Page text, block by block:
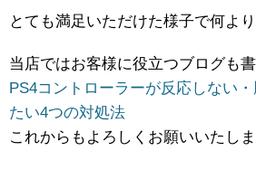
とても満足いただけた様子で何より
当店ではお客様に役立つブログも書
PS4コントローラーが反応しない
たい4つの対処法
これからもよろしくお願いいたしま